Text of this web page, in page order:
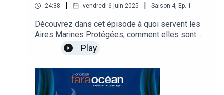
24:38 | vendredi 6 juin 2025 | Saison 4, Ep. 1
Découvrez dans cet épisode à quoi servent les
Aires Marines Protégées, comment elles sont
mises en place mais aussi les limites de cet outil
de conservation.Regards croisés entre François
Chartier, chargé de campagne océan à
Greenpeace et Martin Alessandrini, chargé de
plaidoyer à la Fondation Tara Océan.
Play